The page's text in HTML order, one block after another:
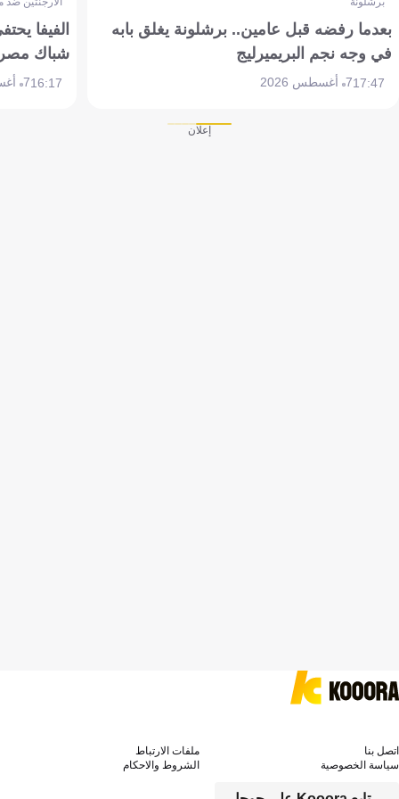
بعدما رفضه قبل عامين.. برشلونة يغلق بابه
في وجه نجم البريميرليج
17:477 أغسطس 2026
الفيفا
شباك
16:177 أغسطس 2026
إعلان
اتصل بنا
ملفات الارتباط
سياسة الخصوصية
الشروط والاحكام